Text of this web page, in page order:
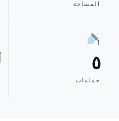
المساحة
٥
حمامات